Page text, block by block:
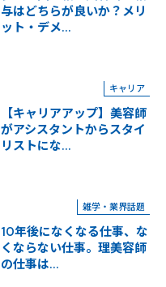
与はどちらが良いか？メリ
ット・デメ...
キャリア
【キャリアアップ】美容師
がアシスタントからスタイ
リストにな...
雑学・業界話題
10年後になくなる仕事、な
くならない仕事。理美容師
の仕事は...